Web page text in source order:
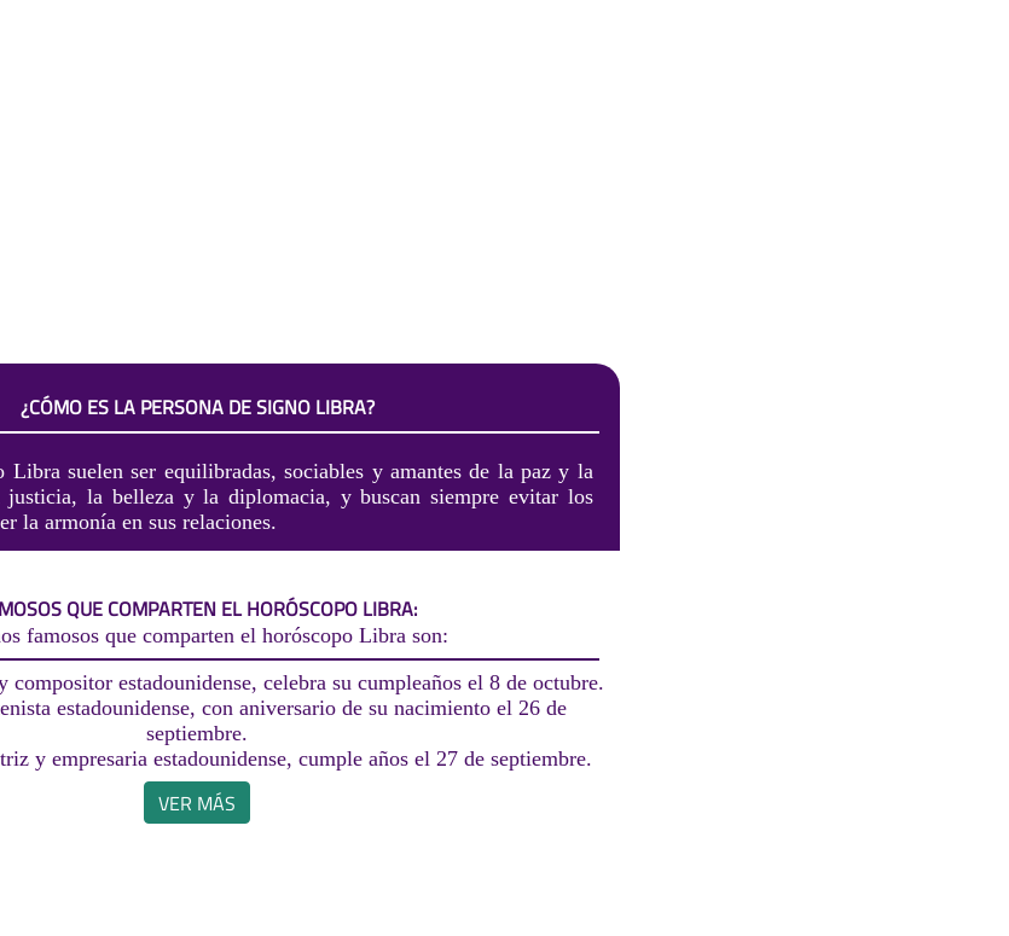
¿CÓMO ES LA PERSONA DE SIGNO LIBRA?
Libra suelen ser equilibradas, sociables y amantes de la paz y la
justicia, la belleza y la diplomacia, y buscan siempre evitar los
la armonía en sus relaciones.
QUE COMPARTEN EL HORÓSCOPO LIBRA:
famosos que comparten el horóscopo Libra son:
compositor estadounidense, celebra su cumpleaños el 8 de octubre.
estadounidense, con aniversario de su nacimiento el 26 de
septiembre.
y empresaria estadounidense, cumple años el 27 de septiembre.
VER MÁS